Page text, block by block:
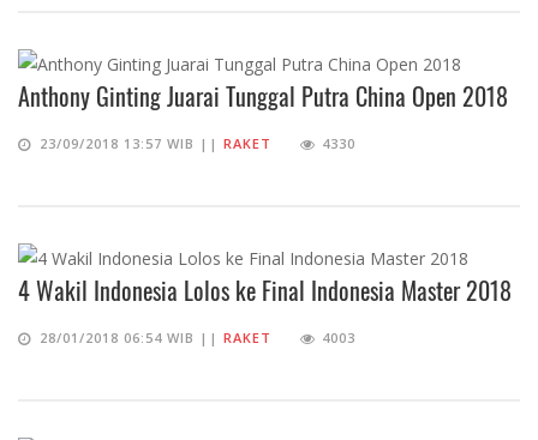
Anthony Ginting Juarai Tunggal Putra China Open 2018
23/09/2018 13:57 WIB || RAKET 4330
4 Wakil Indonesia Lolos ke Final Indonesia Master 2018
28/01/2018 06:54 WIB || RAKET 4003